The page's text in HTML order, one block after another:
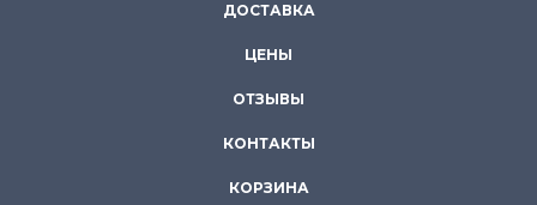
ДОСТАВКА
ЦЕНЫ
ОТЗЫВЫ
КОНТАКТЫ
КОРЗИНА